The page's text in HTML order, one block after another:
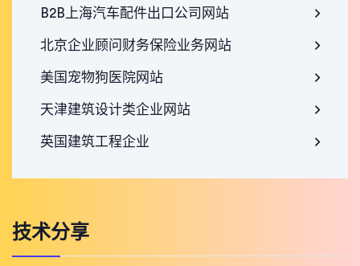
B2B上海汽车配件出口公司网站
北京企业顾问财务保险业务网站
美国宠物狗医院网站
天津建筑设计类企业网站
英国建筑工程企业
技术分享